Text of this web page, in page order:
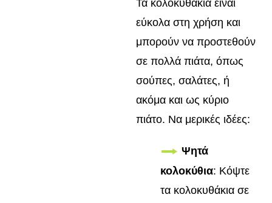
Τα κολοκυθάκια είναι
εύκολα στη χρήση και
μπορούν να προστεθούν
σε πολλά πιάτα, όπως
σούπες, σαλάτες, ή
ακόμα και ως κύριο
πιάτο. Να μερικές ιδέες:
Ψητά
κολοκύθια: Κόψτε
τα κολοκυθάκια σε